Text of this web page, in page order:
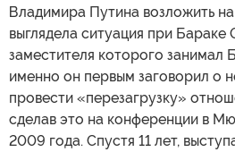
Владимира Путина возложить
выглядела ситуация при Бараке
заместителя которого занимал
именно он первым заговорил о
провести «перезагрузку»
сделав это на конференции в
2009 года. Спустя 11 лет,